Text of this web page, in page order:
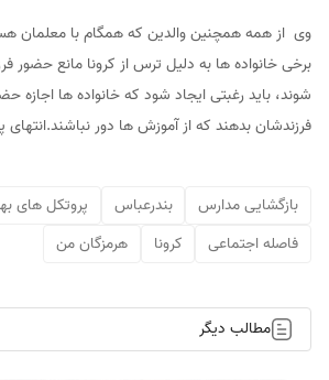
وی از همه همچنین والدین که همگام با معلمان
برخی خانواده ها به دلیل ترس از کرونا مانع حضور
شوند، باید رغبتی ایجاد شود که خانواده ها اجازه
فرزندشان بدهند که از آموزش ها دور نباشند.انتهای
بازگشایی مدارس بندرعباس
پروتکل های
فاصله اجتماعی
کرونا هرمزگان من
مطالب دیگر